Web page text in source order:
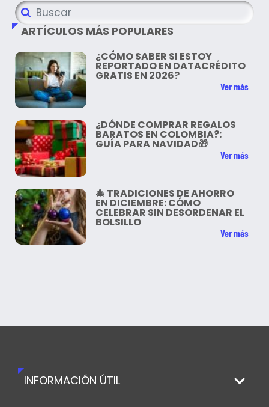
ARTÍCULOS MÁS POPULARES
¿CÓMO SABER SI ESTOY
REPORTADO EN DATACRÉDITO
GRATIS EN 2026?
Ver más
¿DÓNDE COMPRAR REGALOS
BARATOS EN COLOMBIA?:
GUÍA PARA NAVIDAD🎁
Ver más
🎄 TRADICIONES DE AHORRO
EN DICIEMBRE: CÓMO
CELEBRAR SIN DESORDENAR EL
BOLSILLO
Ver más
INFORMACIÓN ÚTIL